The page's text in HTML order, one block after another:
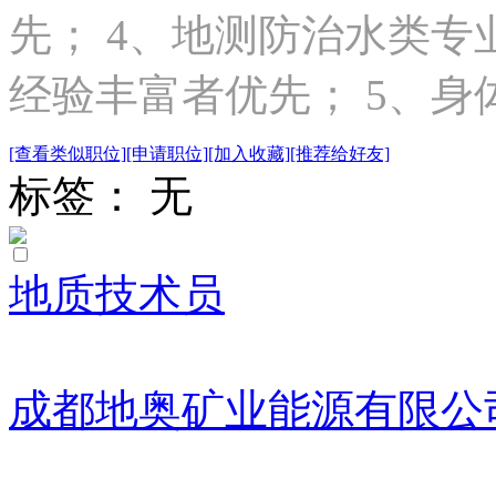
先； 4、地测防治水类
经验丰富者优先； 5、身
[查看类似职位][申请职位][加入收藏][推荐给好友]
标签： 无
地质技术员
成都地奥矿业能源有限公